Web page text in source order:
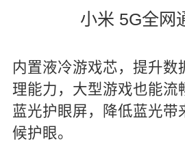
小米 5G全网
内置液冷游戏芯，提升数
理能力，大型游戏也能流
蓝光护眼屏，降低蓝光带
候护眼。